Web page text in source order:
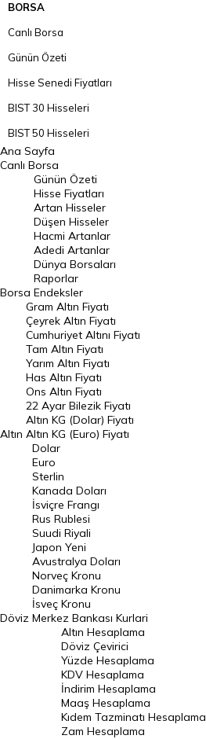
BORSA
Canlı Borsa
Günün Özeti
Hisse Senedi Fiyatları
BIST 30 Hisseleri
BIST 50 Hisseleri
BIST 100 Hisseleri
En Çok Artan Hisseler
En Çok Düşen Hisseler
Hacmi Artanlar
Geçmiş Kapanışlar
Dünya Borsaları
Raporlar
Endeksler
DÖVİZ
Döviz Kuru
Dolar Kuru
Euro Kuru
Pound Kuru
Frank Kuru
Riyal Kuru
Avustralya Doları
Danimarka Kronu Kuru
Kanada Doları Kuru
Norveç Kronu Kuru
İsveç Kronu Kuru
Japon Yeni Kuru
Serbest Piyasa Döviz Kurları
Merkez Bankası Döviz Kurları
Ana Sayfa
Canlı Borsa
Borsa
Günün Özeti
Hisse Fiyatları
Artan Hisseler
Düşen Hisseler
Hacmi Artanlar
Adedi Artanlar
Dünya Borsaları
Raporlar
Endeksler
Altın
Gram Altın Fiyatı
Çeyrek Altın Fiyatı
Cumhuriyet Altını Fiyatı
Tam Altın Fiyatı
Yarım Altın Fiyatı
Has Altın Fiyatı
Ons Altın Fiyatı
22 Ayar Bilezik Fiyatı
Altın KG (Dolar) Fiyatı
Altın KG (Euro) Fiyatı
Döviz
Dolar
Euro
Sterlin
Kanada Doları
İsviçre Frangı
Rus Rublesi
Suudi Riyali
Japon Yeni
Avustralya Doları
Norveç Kronu
Danimarka Kronu
İsveç Kronu
Merkez Bankası Kurlari
Altın Hesaplama
Döviz Çevirici
Yüzde Hesaplama
KDV Hesaplama
İndirim Hesaplama
Maaş Hesaplama
Kıdem Tazminatı Hesaplama
Zam Hesaplama